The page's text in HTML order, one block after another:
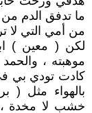
ما تدفق الدم
من أمي التي لا
لكن ( معين )
موهبته ،
كادت تودي بي
بالهواء مثل
خشب لا مخدة ،